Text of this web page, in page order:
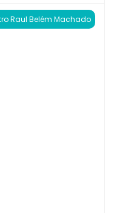
Raul Belém Machado